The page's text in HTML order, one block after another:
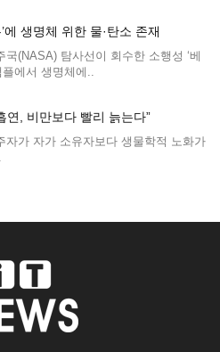
에 생명체 위한 물·탄소 존재
국(NASA) 탐사선이 회수한 소행성 ‘베
플에서 생명체에..
연, 비만보다 빨리 늙는다”
자가 자가 소유자보다 생물학적 노화가